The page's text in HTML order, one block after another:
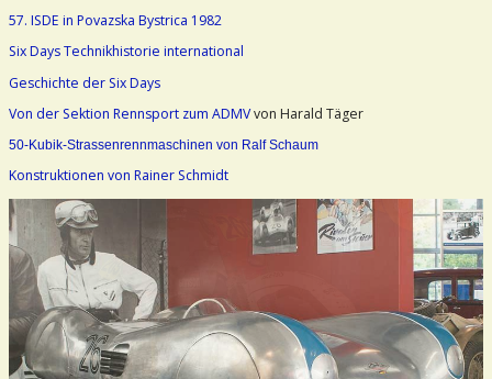
57. ISDE in Povazska Bystrica 1982
Six Days Technikhistorie international
Geschichte der Six Days
Von der Sektion Rennsport zum ADMVvon Harald Täger
50-Kubik-Strassenrennmaschinen von Ralf Schaum
Konstruktionen von Rainer Schmidt